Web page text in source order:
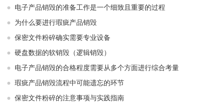
电子产品销毁的准备工作是一个细致且重要的过程
为什么要进行瑕疵产品销毁
保密文件粉碎确实需要专业设备
硬盘数据的软销毁（逻辑销毁）
电子产品销毁的合格程度需要从多个方面进行综合考量
瑕疵产品销毁流程中可能遗忘的环节
保密文件粉碎的注意事项与实践指南